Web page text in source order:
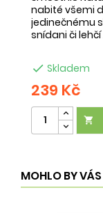
nabité všemi
jedinečnému
snídani či lehčí
 Skladem
239 Kč

MOHLO BY